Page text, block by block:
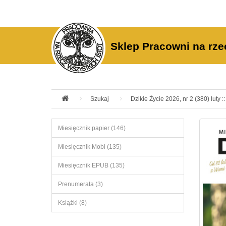
Sklep Pracowni na
Szukaj Dzikie Życie 2026, nr 2 (380) luty
Miesięcznik papier (146)
Miesięcznik Mobi (135)
Miesięcznik EPUB (135)
Prenumerata (3)
Książki (8)